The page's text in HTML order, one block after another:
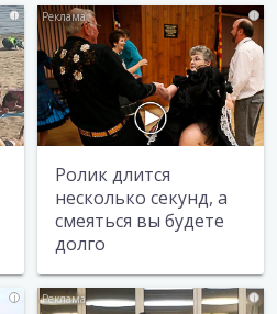
i i
Ролик длится
несколько секунд, а
смеяться вы будете
долго
i i